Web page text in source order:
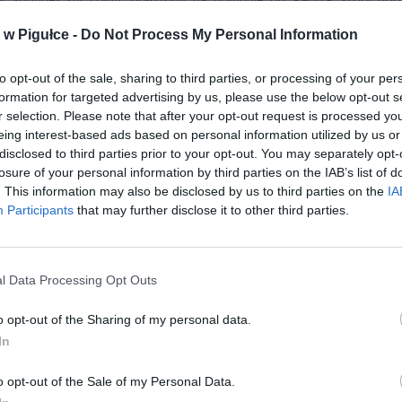
Pigułce - Do Not Process My Personal Information
opt-out of the sale, sharing to third parties, or processing of your
for targeted advertising by us, please use the below opt-out
selection. Please note that after your opt-out request is processed
interest-based ads based on personal information utilized by us
to third parties prior to your opt-out. You may separately
of your personal information by third parties on the IAB’s list of
This information may also be disclosed by us to third parties on the
Participants that may further disclose it to other third parties.
Data Processing Opt Outs
opt-out of the Sharing of my personal data.
opt-out of the Sale of my Personal Data.
Problemy techniczne, które doprowadziły do wstrzymania
wyzwań branżowych.
ad